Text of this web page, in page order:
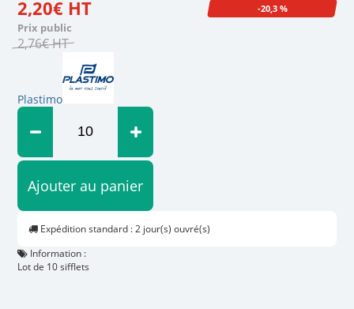
2,20€ HT
Prix public
2,76€HT
-20,3 %
Plastimo
Ajouter au panier
Expédition standard : 2 jour(s) ouvré(s)
Information :
Lot de 10 sifflets